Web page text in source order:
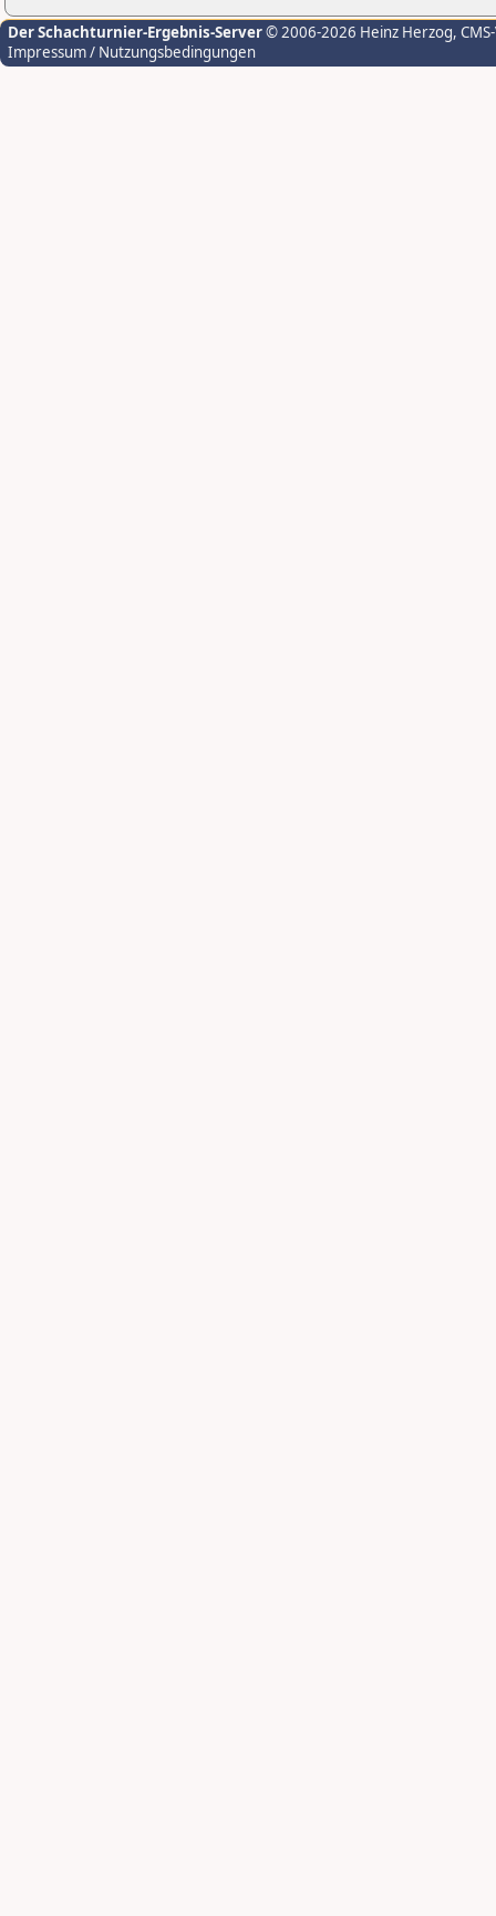
Der Schachturnier-Ergebnis-Server© 2006-2026 Heinz Herzog,
Impressum / Nutzungsbedingungen